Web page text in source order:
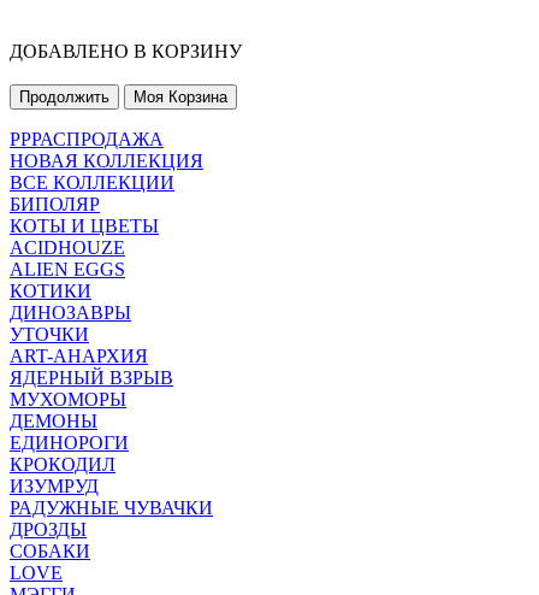
ДОБАВЛЕНО В КОРЗИНУ
Продолжить Моя Корзина
РРРАСПРОДАЖА
НОВАЯ КОЛЛЕКЦИЯ
ВСЕ КОЛЛЕКЦИИ
БИПОЛЯР
КОТЫ И ЦВЕТЫ
ACIDHOUZE
ALIEN EGGS
КОТИКИ
ДИНОЗАВРЫ
УТОЧКИ
ART-АНАРХИЯ
ЯДЕРНЫЙ ВЗРЫВ
МУХОМОРЫ
ДЕМОНЫ
ЕДИНОРОГИ
КРОКОДИЛ
ИЗУМРУД
РАДУЖНЫЕ ЧУВАЧКИ
ДРОЗДЫ
СОБАКИ
LOVE